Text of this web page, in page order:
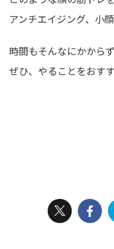
アンチエイジング、小
時間もそんなにかから
ぜひ、やることをおす